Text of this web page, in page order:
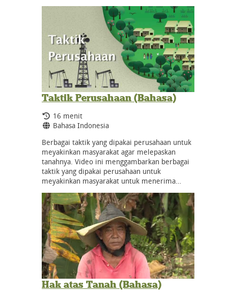
Taktik Perusahaan (Bahasa)
Durasi:
16 menit
Bahasa:
Bahasa Indonesia
Berbagai taktik yang dipakai perusahaan untuk
meyakinkan masyarakat agar melepaskan
tanahnya. Video ini menggambarkan berbagai
taktik yang dipakai perusahaan untuk
meyakinkan masyarakat untuk menerima…
Hak atas Tanah (Bahasa)